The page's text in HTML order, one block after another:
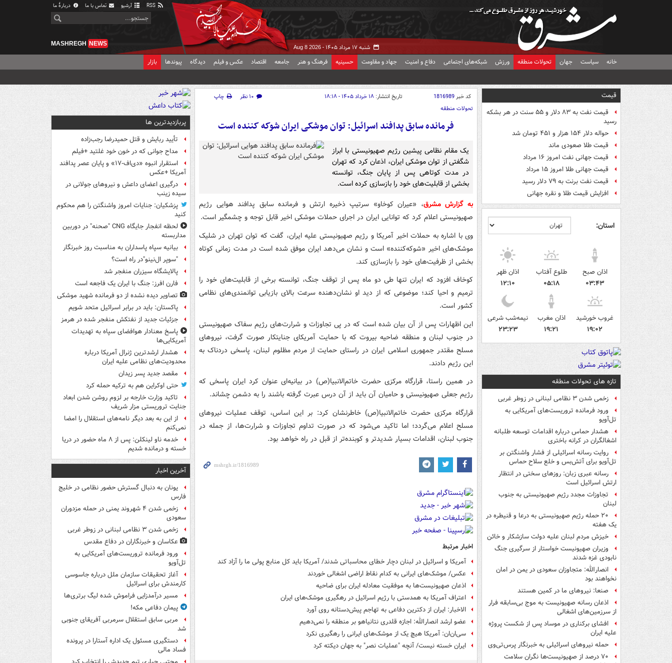
آرشیو تماس با ما دربارهٔ ما
شنبه ۱۷ مرداد ۱۴۰۵ - Aug 8 2026
MASHREGH NEWS
خانه سیاست جهان تحولات منطقه ورزش شبکه‌های اجتماعی دفاع و امنیت جهاد و مقاومت حسینیه فرهنگ و هنر جامعه اقتصاد عکس و فیلم دیدگاه پیوندها بازار
قیمت
قیمت نفت به ۸۳ دلار و ۵۵ سنت در هر بشکه
رسید
حواله دلار ۱۵۴ هزار و ۴۵۱ تومان شد
قیمت طلا صعودی ماند
قیمت جهانی نفت امروز ۱۶ مرداد
قیمت جهانی طلا امروز ۱۵ مرداد
قیمت نفت برنت به ۷۹ دلار رسید
افزایش قیمت طلا و نقره جهانی
استان:
اذان صبح
۰۳:۴۳
طلوع آفتاب
۰۵:۱۸
اذان ظهر
۱۲:۱۰
غروب خورشید
۱۹:۰۲
اذان مغرب
۱۹:۲۱
نیمه‌شب شرعی
۲۳:۲۳
تازه های تحولات منطقه
زخمی شدن ۳ نظامی لبنانی در زوطر غربی
ورود فرمانده تروریست‌های آمریکایی به
تل‌آویو
هشدار حماس درباره اقدامات توسعه طلبانه
اشغالگران در کرانه باختری
روایت رسانه اسرائیلی از فشار واشنگتن بر
تل‌آویو برای آتش‌بس و خلع سلاح حماس
رسانه عبری زبان: روزهای سختی در انتظار
ارتش اسرائیل است
تجاوزات مجدد رژیم صهیونیستی به جنوب
لبنان
۲۰ حمله رژیم صهیونیستی به درعا و قنیطره در
یک هفته
خیزش مردم لبنان علیه دولت سازشکار و خائن
وزیران صهیونیست خواستار از سرگیری جنگ
نابودی غزه شدند
انصارالله: متجاوزان سعودی در یمن در امان
نخواهند بود
صنعا: نیروهای ما در کمین‌ هستند
اذعان رسانه صهیونیست به موج بی‌سابقه فرار
از سرزمین‌های اشغالی
افشای برکناری در موساد پس از شکست پروژه
علیه ایران
حمله نیروهای اسرائیلی به خبرنگار پرس‌تی‌وی
۷۰ درصد از صهیونیست‌ها نگران سلامت
کد خبر1816989 تاریخ انتشار: ۱۸ خرداد ۱۴۰۵ - ۱۸:۱۸ ۱۰ نظر
چاپ
تحولات منطقه
فرمانده سابق پدافند اسرائیل: توان موشکی ایران شوکه کننده است
یک مقام نظامی پیشین رژیم صهیونیستی با ابراز
شگفتی از توان موشکی ایران، اذعان کرد که تهران
در مدت کوتاهی پس از پایان جنگ، توانسته
بخشی از قابلیت‌های خود را بازسازی کرده است.
به گزارش مشرق، «عیران کوخاو» سرتیپ ذخیره ارتش و فرمانده سابق پدافند هوایی رژیم
صهیونیستی اعلام کرد که توانایی ایران در اجرای حملات موشکی اخیر قابل توجه و چشمگیر است.
وی با اشاره به حملات اخیر آمریکا و رژیم صهیونیستی علیه ایران، گفت که توان تهران در شلیک
موشک‌های اخیر «شوکه‌کننده» است و نشان می‌دهد ایران موفق شده است در مدت زمانی کوتاه
بخشی از ظرفیت‌های خود را بازسازی کند.
کوخاف افزود که ایران تنها طی دو ماه پس از توقف جنگ، توانسته برخی از قابلیت‌های خود را
ترمیم و احیا کند؛ موضوعی که از دید او نشان‌دهنده سرعت بالای بازیابی توانمندی‌های نظامی
کشور است.
این اظهارات پس از آن بیان شده است که در پی تجاوزات و شرارت‌های رژیم سفاک صهیونیستی
در جنوب لبنان و منطقه ضاحیه بیروت که با حمایت آمریکای جنایتکار صورت گرفت، نیروهای
مسلح مقتدر جمهوری اسلامی ایران در راستای حمایت از مردم مظلوم لبنان، پاسخی دردناک به
این رژیم دادند.
در همین راستا، قرارگاه مرکزی حضرت خاتم‌الانبیا(ص) در بیانیه‌ای عنوان کرد ایران پاسخی که
رژیم جعلی صهیونیستی و حامیان آن باید از آن درس عبرت گرفته باشند را به دشمن چشاند.
قرارگاه مرکزی حضرت خاتم‌الانبیا(ص) خاطرنشان کرد: بر این اساس، توقف عملیات نیروهای
مسلح اعلام می‌گردد؛ اما تاکید می‌شود که در صورت تداوم تجاوزات و شرارت‌ها، از جمله در
جنوب لبنان، اقدامات بسیار شدیدتر و کوبنده‌تر از قبل در راه خواهد بود.
اخبار مرتبط
آمریکا و اسرائیل در لبنان دچار خطای محاسباتی شدند/ آمریکا باید کل منابع پولی ما را آزاد کند
عکس/ موشک‌های ایرانی به کدام نقاط اراضی اشغالی خوردند
اذعان صهیونیست‌ها به موفقیت معادله ایران برای ضاحیه
اعتراف آمریکا به همدستی با رژیم اسرائیل در رهگیری موشک‌های ایران
الاخبار: ایران از دکترین دفاعی به تهاجم پیش‌دستانه روی آورد
عضو ارشد انصارالله: اجازه قلدری نتانیاهو بر منطقه را نمی‌دهیم
سی‌ان‌ان: آمریکا هیچ یک از موشک‌های ایرانی را رهگیری نکرد
ایران خسته نیست/ آنچه "عملیات نصر" به جهان دیکته کرد
پربازدیدترین ها
تأیید ربایش و قتل حمیدرضا رجب‌زاده
مداح جوانی که در خون خود غلتید +فیلم
استقرار انبوه «دی‌اف‑۱۷» و پایان عصر پدافند
آمریکا +عکس
درگیری اعضای داعش و نیروهای جولانی در
سیده زینب
پزشکیان: جنایات امروز واشنگتن را هم محکوم
کنید
لحظه انفجار جایگاه CNG "صحنه" در دوربین
مداربسته
بیانیه سپاه پاسداران به مناسبت روز خبرنگار
"سوپر ال‌نینو"در راه است؟
پالایشگاه سیزران منفجر شد
فارن افرز: جنگ با ایران یک فاجعه است
تصاویر دیده‌ نشده از دو فرمانده شهید موشکی
پاکستان: باید در برابر اسرائیل متحد شویم
جزئیات جدید از نفتکش منفجر شده در هرمز
پاسخ معنادار هوافضای سپاه به تهدیدات
آمریکایی‌ها
هشدار ارشدترین ژنرال آمریکا درباره
محدودیت‌های نظامی علیه ایران
مقصد جدید پسر زیدان
حتی اوکراین هم به ترکیه حمله کرد
تاکید وزارت خارجه بر لزوم روشن شدن ابعاد
جنایت تروریستی مزار شریف
از این به بعد دیگر نامه‌های استقلال را امضا
نمی‌کنم
خدمه ناو لینکلن: پس از ۸ ماه حضور در دریا
خسته و درمانده‌ شدیم
آخرین اخبار
یونان به دنبال گسترش حضور نظامی در خلیج
فارس
زخمی شدن ۴ شهروند یمنی در حمله مزدوران
سعودی
زخمی شدن ۳ نظامی لبنانی در زوطر غربی
عکاسان و خبرنگاران در دفاع مقدس
ورود فرمانده تروریست‌های آمریکایی به
تل‌آویو
آغاز تحقیقات سازمان ملل درباره جاسوسی
کارمندش برای اسرائیل
مسیر درآمدزایی فراموش شده لیگ برتری‌ها
پیمان دفاعی مکه!
مربی سابق استقلال سرمربی آفریقای جنوبی
شد
دستگیری مسئول یک اداره آستارا در پرونده
فساد مالی